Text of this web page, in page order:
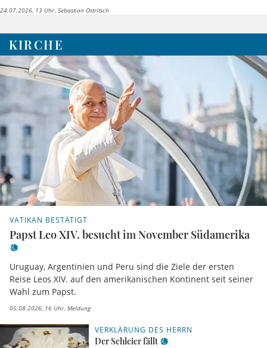
24.07.2026, 13 Uhr Sebastian Ostritsch
KIRCHE
VATIKAN BESTÄTIGT
Papst Leo XIV. besucht im November Südamerika
Uruguay, Argentinien und Peru sind die Ziele der ersten
Reise Leos XIV. auf den amerikanischen Kontinent seit seiner
Wahl zum Papst.
05.08.2026, 16 Uhr Meldung
VERKLÄRUNG DES HERRN
Der Schleier fällt